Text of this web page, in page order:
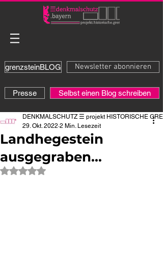
grenzsteinBLOG
Presse
Newsletter abonnieren
Selbst einen Blog schreiben
Landhegestein
ausgegraben...
DENKMALSCHUTZ ☰ projekt HISTORISCHE
29. Okt. 2022 2 Min. Lesezeit
Mit NaN von 5 Sternen bewertet.